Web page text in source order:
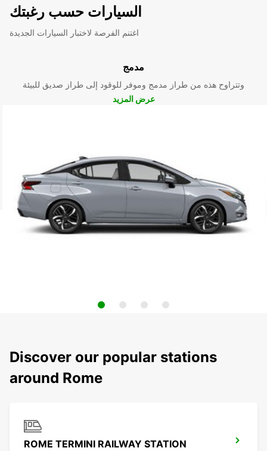
السيارات حسب رغبتك
اغتنم الفرصة لاختبار السيارات الجديدة
مدمج
وتتراوح هذه من طراز مدمج وموفر للوقود إلى طراز صديق للبيئة
عرض المزيد
Discover our popular stations
around Rome
ROME TERMINI RAILWAY STATION